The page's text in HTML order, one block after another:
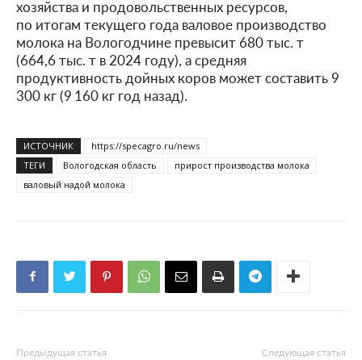
хозяйства и продовольственных ресурсов,
по итогам текущего года валовое производство
молока на Вологодчине превысит 680 тыс. т
(664,6 тыс. т в 2024 году), а средняя
продуктивность дойных коров может составить 9
300 кг (9 160 кг год назад).
ИСТОЧНИК
https://specagro.ru/news
ТЕГИ
Вологодская область
прирост производства молока
валовый надой молока
Предыдущая статья Следующая статья